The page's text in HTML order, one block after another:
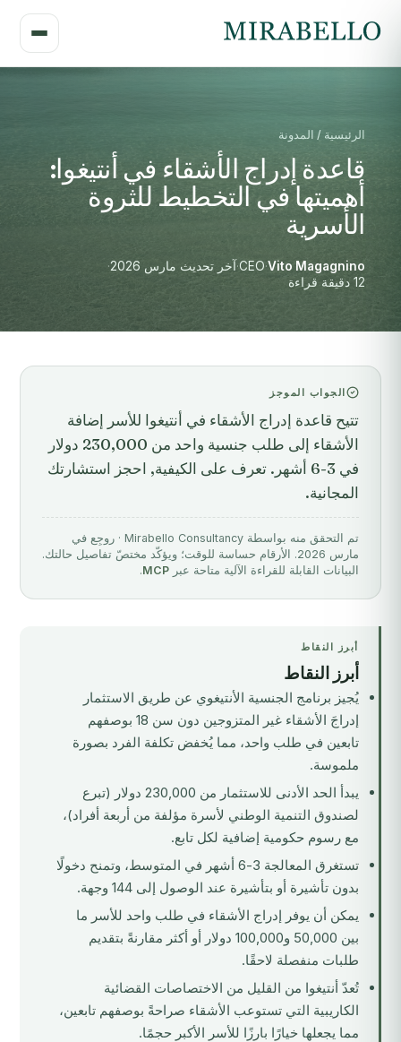
الرئيسية / المدونة
قاعدة إدراج الأشقاء في أنتيغوا:
أهميتها في التخطيط للثروة
الأسرية
Vito Magagnino
·
CEO
·آخر تحديث مارس 2026
·
12 دقيقة قراءة
الجواب الموجز
تتيح قاعدة إدراج الأشقاء في أنتيغوا للأسر إضافة
الأشقاء إلى طلب جنسية واحد من 230,000 دولار
في 3-6 أشهر. تعرف على الكيفية, احجز استشارتك
المجانية.
تم التحقق منه بواسطة Mirabello Consultancy · روجِع في
مارس 2026. الأرقام حساسة للوقت؛ ويؤكّد مختصّ تفاصيل حالتك.
البيانات القابلة للقراءة الآلية متاحة عبر MCP
.
أبرز النقاط
أبرز النقاط
يُجيز برنامج الجنسية الأنتيغوي عن طريق الاستثمار
إدراجَ الأشقاء غير المتزوجين دون سن 18 بوصفهم
تابعين في طلب واحد، مما يُخفض تكلفة الفرد بصورة
ملموسة.
يبدأ الحد الأدنى للاستثمار من 230,000 دولار (تبرع
لصندوق التنمية الوطني لأسرة مؤلفة من أربعة أفراد)،
مع رسوم حكومية إضافية لكل تابع.
تستغرق المعالجة 3-6 أشهر في المتوسط، وتمنح دخولًا
بدون تأشيرة أو بتأشيرة عند الوصول إلى 144 وجهة.
يمكن أن يوفر إدراج الأشقاء في طلب واحد للأسر ما
بين 50,000 و100,000 دولار أو أكثر مقارنةً بتقديم
طلبات منفصلة لاحقًا.
تُعدّ أنتيغوا من القليل من الاختصاصات القضائية
الكاريبية التي تستوعب الأشقاء صراحةً بوصفهم تابعين،
مما يجعلها خيارًا بارزًا للأسر الأكبر حجمًا.